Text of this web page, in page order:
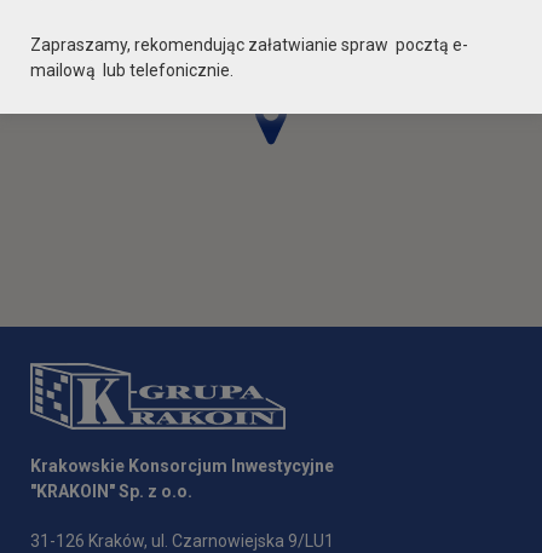
Krakowskie Konsorcjum Inwestycyjne
"KRAKOIN" Sp. z o.o.
31-126 Kraków, ul. Czarnowiejska 9/LU1
Zapraszamy, rekomendując załatwianie spraw pocztą e-
mailową lub telefonicznie.